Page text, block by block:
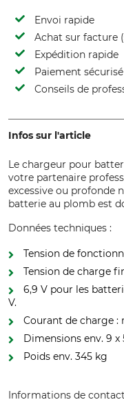
Envoi rapide
Achat sur facture
Expédition rapide
Paiement sécurisé
Conseils de
Infos sur l'article
Le chargeur pour
votre partenaire
excessive ou profonde
batterie au plomb est
Données techniques :
Tension de
Tension de charge
6,9 V pour les
V.
Courant de charge :
Dimensions env. 9 x
Poids env. 345 kg
Informations de